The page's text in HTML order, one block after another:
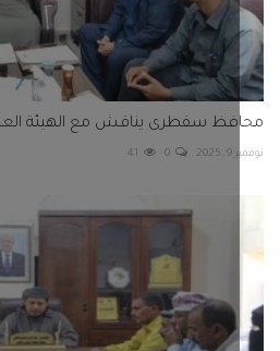
سقطرى يناقش مع الهيئة العامة
0
41